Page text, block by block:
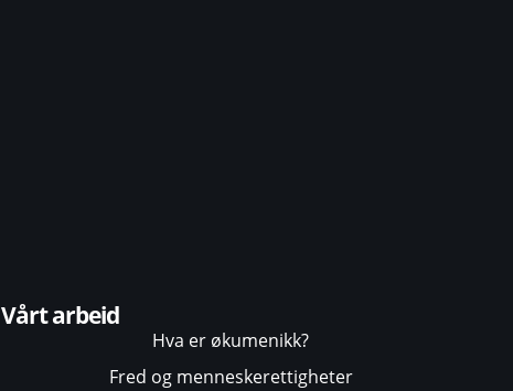
Vårt arbeid
Hva er økumenikk?
Fred og menneskerettigheter